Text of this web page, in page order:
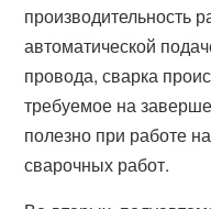
производительность
автоматической
провода, сварка
требуемое на
полезно при работе
сварочных работ.